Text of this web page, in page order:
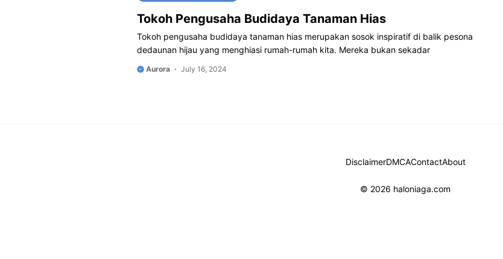
Tokoh Pengusaha Budidaya Tanaman Hias
Tokoh pengusaha budidaya tanaman hias merupakan sosok inspiratif di balik pesona
dedaunan hijau yang menghiasi rumah-rumah kita. Mereka bukan sekadar
Aurora July 16, 2024
DisclaimerDMCAContactAbout
© 2026 haloniaga.com